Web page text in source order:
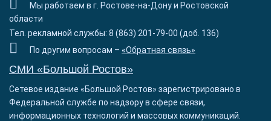
Мы работаем в г. Ростове-на-Дону и Ростовской
области
Тел. рекламной службы: 8 (863) 201-79-00 (доб. 136)
По другим вопросам – «Обратная связь»
СМИ «Большой Ростов»
Сетевое издание «Большой Ростов» зарегистрировано в
Федеральной службе по надзору в сфере связи,
информационных технологий и массовых коммуникаций.